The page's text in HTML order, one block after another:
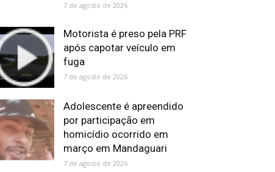
7 de agosto de 2026
Motorista é preso pela PRF
após capotar veículo em
fuga
7 de agosto de 2026
Adolescente é apreendido
por participação em
homicídio ocorrido em
março em Mandaguari
7 de agosto de 2026